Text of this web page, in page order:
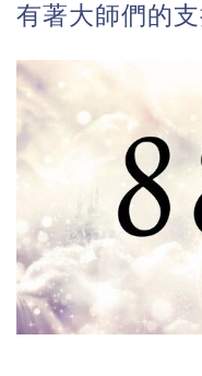
有著大師們的支